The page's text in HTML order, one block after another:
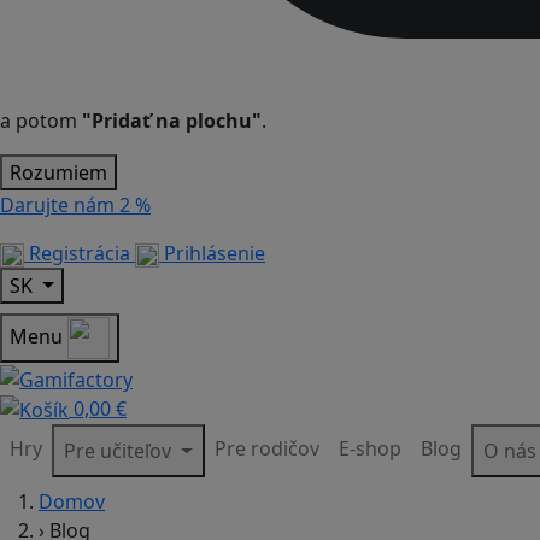
a potom "Pridať na plochu".
Rozumiem
Darujte nám 2 %
Registrácia
Prihlásenie
SK
Menu
0,00 €
Hry
Pre učiteľov Pre rodičov E-shop Blog
O nás
Domov
› Blog